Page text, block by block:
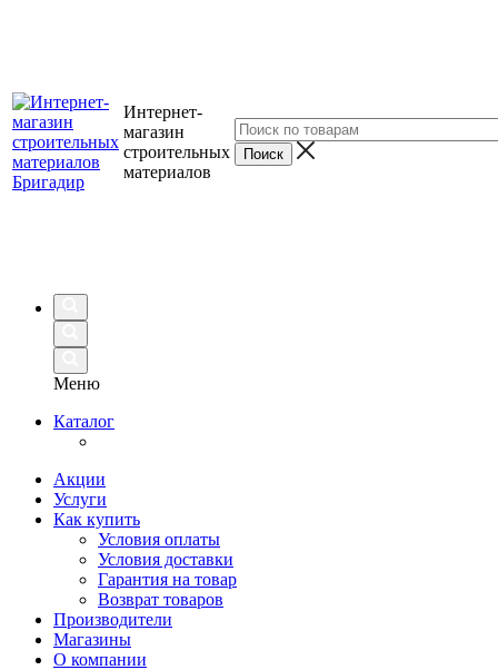
Интернет-
магазин
строительных
материалов
Меню
Каталог
Акции
Услуги
Как купить
Условия оплаты
Условия доставки
Гарантия на товар
Возврат товаров
Производители
Магазины
О компании